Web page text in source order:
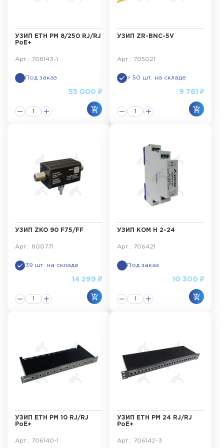
Принцип маркировки УЗИП
Применение УЗИП
Система внутренней молниезащиты
УЗИП ЕТН РМ 8/250 RJ/RJ
PoE+
Арт.: 706143-1
Под заказ
55 000 ₽
УЗИП ZR-BNC-5V
Арт.: 705021
> 50 шт. на складе
9 761 ₽
УЗИП ZKO 90 F75/FF
Арт.: 800771
39 шт. на складе
14 299 ₽
УЗИП КОМ Н 2-24
Арт.: 706421
Под заказ
10 300 ₽
УЗИП ЕТН РМ 10 RJ/RJ
PoE+
Арт.: 706140-1
УЗИП ЕТН РМ 24 RJ/RJ
PoE+
Арт.: 706142-3